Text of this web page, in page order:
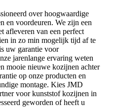
over hoogwaardige
en voordeuren. We zijn een
afleveren van een perfect
in zo min mogelijk tijd af te
uw garantie voor
jarenlange ervaring weten
mooie nieuwe kozijnen achter
op onze producten en
montage. Kies JMD
voor kunststof kozijnen in
geworden of heeft u